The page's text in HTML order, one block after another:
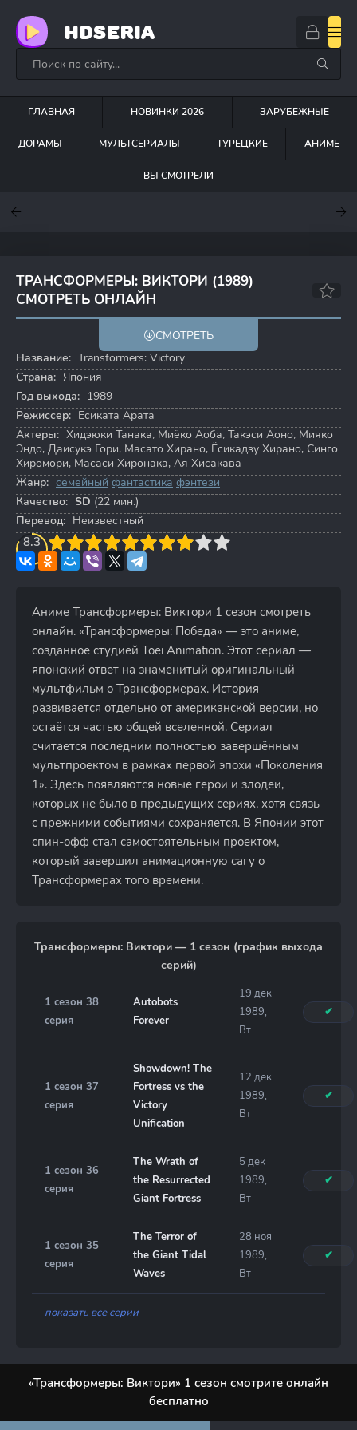
HDSERIA
ГЛАВНАЯ НОВИНКИ 2026 ЗАРУБЕЖНЫЕ
ДОРАМЫ МУЛЬТСЕРИАЛЫ ТУРЕЦКИЕ АНИМЕ
ВЫ СМОТРЕЛИ
ТРАНСФОРМЕРЫ: ВИКТОРИ (1989)
СМОТРЕТЬ ОНЛАЙН
7.3
СМОТРЕТЬ
Название: Transformers: Victory
Страна: Япония
Год выхода: 1989
Режиссер: Ёсиката Арата
Актеры: Хидэюки Танака, Миёко Аоба, Такэси Аоно, Мияко
Эндо, Даисукэ Гори, Масато Хирано, Ёсикадзу Хирано, Синго
Хиромори, Масаси Хиронака, Ая Хисакава
Жанр: семейный фантастика фэнтези
Качество: SD (22 мин.)
Перевод: Неизвестный
8.3
4 5 6 7 8 9 10
Аниме Трансформеры: Виктори 1 сезон смотреть
онлайн. «Трансформеры: Победа» — это аниме,
созданное студией Toei Animation. Этот сериал —
японский ответ на знаменитый оригинальный
мультфильм о Трансформерах. История
развивается отдельно от американской версии, но
остаётся частью общей вселенной. Сериал
считается последним полностью завершённым
мультпроектом в рамках первой эпохи «Поколения
1». Здесь появляются новые герои и злодеи,
которых не было в предыдущих сериях, хотя связь
с прежними событиями сохраняется. В Японии этот
спин-офф стал самостоятельным проектом,
который завершил анимационную сагу о
Трансформерах того времени.
Трансформеры: Виктори — 1 сезон (график выхода
серий)
1 сезон 38
серия
Autobots
Forever
19 дек
1989,
Вт
✔
1 сезон 37
серия
Showdown! The
Fortress vs the
Victory
Unification
12 дек
1989,
Вт
✔
1 сезон 36
серия
The Wrath of
the Resurrected
Giant Fortress
5 дек
1989,
Вт
✔
1 сезон 35
серия
The Terror of
the Giant Tidal
Waves
28 ноя
1989,
Вт
✔
показать все серии
«Трансформеры: Виктори» 1 сезон смотрите онлайн
бесплатно